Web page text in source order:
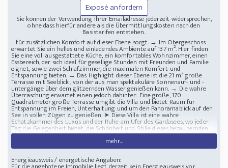
Exposé anfordern
Sie können der Verwendung Ihrer Emailadresse jederzeit widersprechen,
ohne dass hierfür andere als die Übermittlungskosten nach den
Basistarifen entstehen.
... für zusätzlichen Komfort auf dieser Ebene sorgt. → Im Obergeschoss
erwartet Sie ein helles und einladendes Ambiente auf 137 m². Hier finden
Sie eine voll ausgestattete Küche, ein komfortables Wohnzimmer, einen
Essbereich, der sich ideal für gesellige Stunden mit Freunden und Familie
eignet, sowie zwei Schlafzimmer, die maximalen Komfort und
Entspannung bieten. → Das Highlight dieser Ebene ist die 21 m² große
Terrasse mit Seeblick , von der aus man spektakuläre Sonnenauf- und -
untergänge über dem glitzernden Wasser genießen kann. → Die wahre
Überraschung erwartet einen jedoch dahinter: Eine große, 170
Quadratmeter große Terrasse umgibt die Villa und bietet Raum für
Entspannung im Freien, Unterhaltung und um den Panoramablick auf den
See in vollen Zügen zu genießen. ➤ Diese Villa ist eine wahre
Schatzkammer des Luxus und der Ruhe am Ufer des Gardasees, wo jeder
Tag die Gelegenheit bietet, die Schönheit und Stille dieses bezaubernden
Fleckchens italienischen Paradieses zu erleben. → Die Dörfer am Seeufer,
wie Sirmione, Malcesine und Riva del Garda, sind wahre Schätze der
Geschichte und Kultur mit mittelalterlichen Burgen, alten Kirchen und
Kopfsteinpflastergassen, die Geschichten vergangener Zeiten erzählen.
Lage : Gardasee - Region Brescia - Italien Prestigeträchtige Villa direkt am
mehr...
Energieausweis / energetische Angaben: